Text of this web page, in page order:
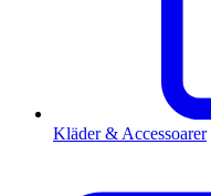
Kläder & Accessoarer